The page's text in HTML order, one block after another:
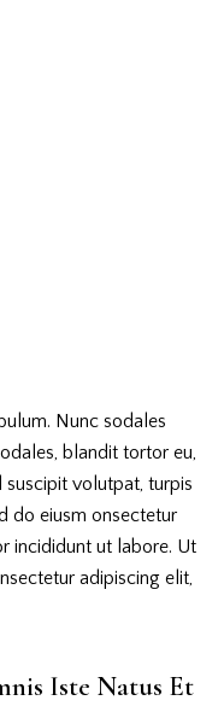
Nunc sodales
blandit tortor eu,
volutpat, turpis
do eiusm onsectetur
incididunt ut labore. Ut
adipiscing elit,
Iste Natus Et